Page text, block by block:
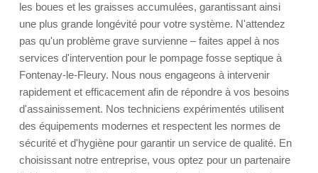
les boues et les graisses accumulées, garantissant ainsi
une plus grande longévité pour votre système. N'attendez
pas qu'un problème grave survienne – faites appel à nos
services d'intervention pour le pompage fosse septique à
Fontenay-le-Fleury. Nous nous engageons à intervenir
rapidement et efficacement afin de répondre à vos besoins
d'assainissement. Nos techniciens expérimentés utilisent
des équipements modernes et respectent les normes de
sécurité et d'hygiène pour garantir un service de qualité. En
choisissant notre entreprise, vous optez pour un partenaire